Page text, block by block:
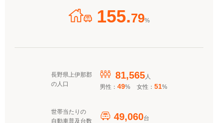
155.79%
長野県上伊那郡
の人口
81,565人
男性： 49% 女性： 51%
世帯当たりの
自動車普及台数
49,060台